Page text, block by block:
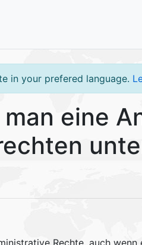
in your prefered language.
man eine